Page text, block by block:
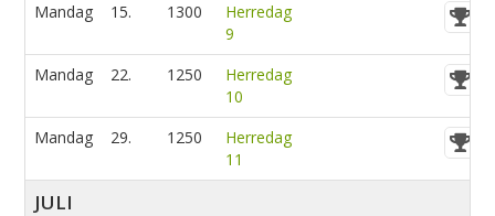
Mandag
15. 1300
Herredag
9
Mandag
22. 1250
Herredag
10
Mandag
29. 1250
Herredag
11
JULI